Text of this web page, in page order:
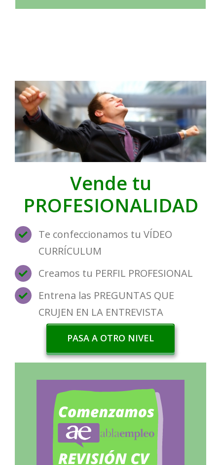
Vende tu
PROFESIONALIDAD
Te confeccionamos tu VÍDEO
CURRÍCULUM
Creamos tu PERFIL PROFESIONAL
Entrena las PREGUNTAS QUE
CRUJEN EN LA ENTREVISTA
PASA A OTRO NIVEL